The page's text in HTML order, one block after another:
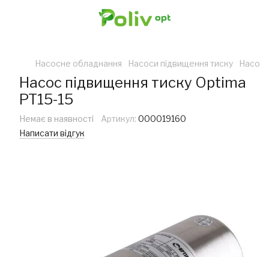
Насосне обладнання Насоси підвищення тиску
Насос підвищення тиску Optima
PT15-15
Немає в наявності Артикул: 000019160
Написати відгук